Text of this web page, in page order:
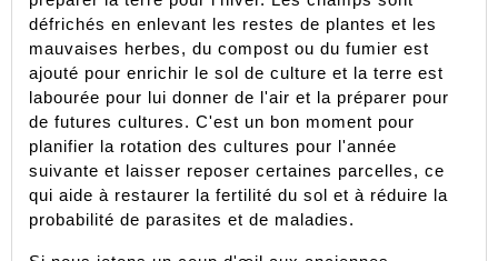
défrichés en enlevant les restes de plantes et les
mauvaises herbes, du compost ou du fumier est
ajouté pour enrichir le sol de culture et la terre est
labourée pour lui donner de l'air et la préparer pour
de futures cultures. C'est un bon moment pour
planifier la rotation des cultures pour l'année
suivante et laisser reposer certaines parcelles, ce
qui aide à restaurer la fertilité du sol et à réduire la
probabilité de parasites et de maladies.